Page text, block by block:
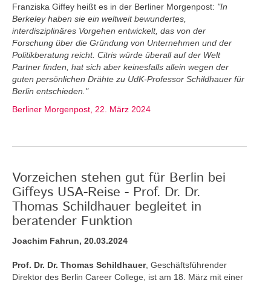
Franziska Giffey heißt es in der Berliner Morgenpost: "In
Berkeley haben sie ein weltweit bewundertes,
interdisziplinäres Vorgehen entwickelt, das von der
Forschung über die Gründung von Unternehmen und der
Politikberatung reicht. Citris würde überall auf der Welt
Partner finden, hat sich aber keinesfalls allein wegen der
guten persönlichen Drähte zu UdK-Professor Schildhauer für
Berlin entschieden."
Berliner Morgenpost, 22. März 2024
Vorzeichen stehen gut für Berlin bei
Giffeys USA-Reise - Prof. Dr. Dr.
Thomas Schildhauer begleitet in
beratender Funktion
Joachim Fahrun, 20.03.2024
Prof. Dr. Dr. Thomas Schildhauer, Geschäftsführender
Direktor des Berlin Career College, ist am 18. März mit einer